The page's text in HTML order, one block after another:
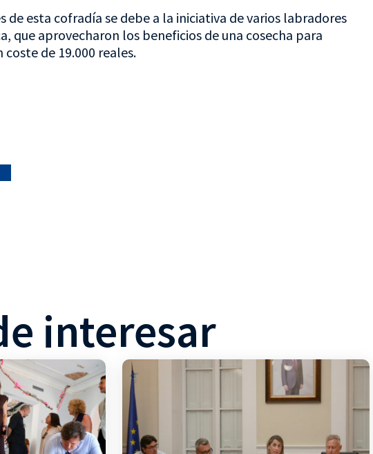
de esta cofradía se debe a la iniciativa de varios labradores
que aprovecharon los beneficios de una cosecha para
de 19.000 reales.
interesar